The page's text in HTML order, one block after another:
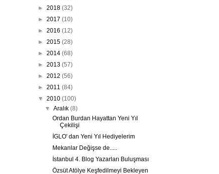
► 2018 (32)
► 2017 (10)
► 2016 (12)
► 2015 (28)
► 2014 (68)
► 2013 (57)
► 2012 (56)
► 2011 (84)
▼ 2010 (100)
▼Aralık(8)
Ordan Burdan Hayattan Yeni Yıl
Çekilişi
İGLO' dan Yeni Yıl Hediyelerim
Mekanlar Değişse de.....
İstanbul 4. Blog Yazarları Buluşması
Özsüt Atölye Keşfedilmeyi Bekleyen